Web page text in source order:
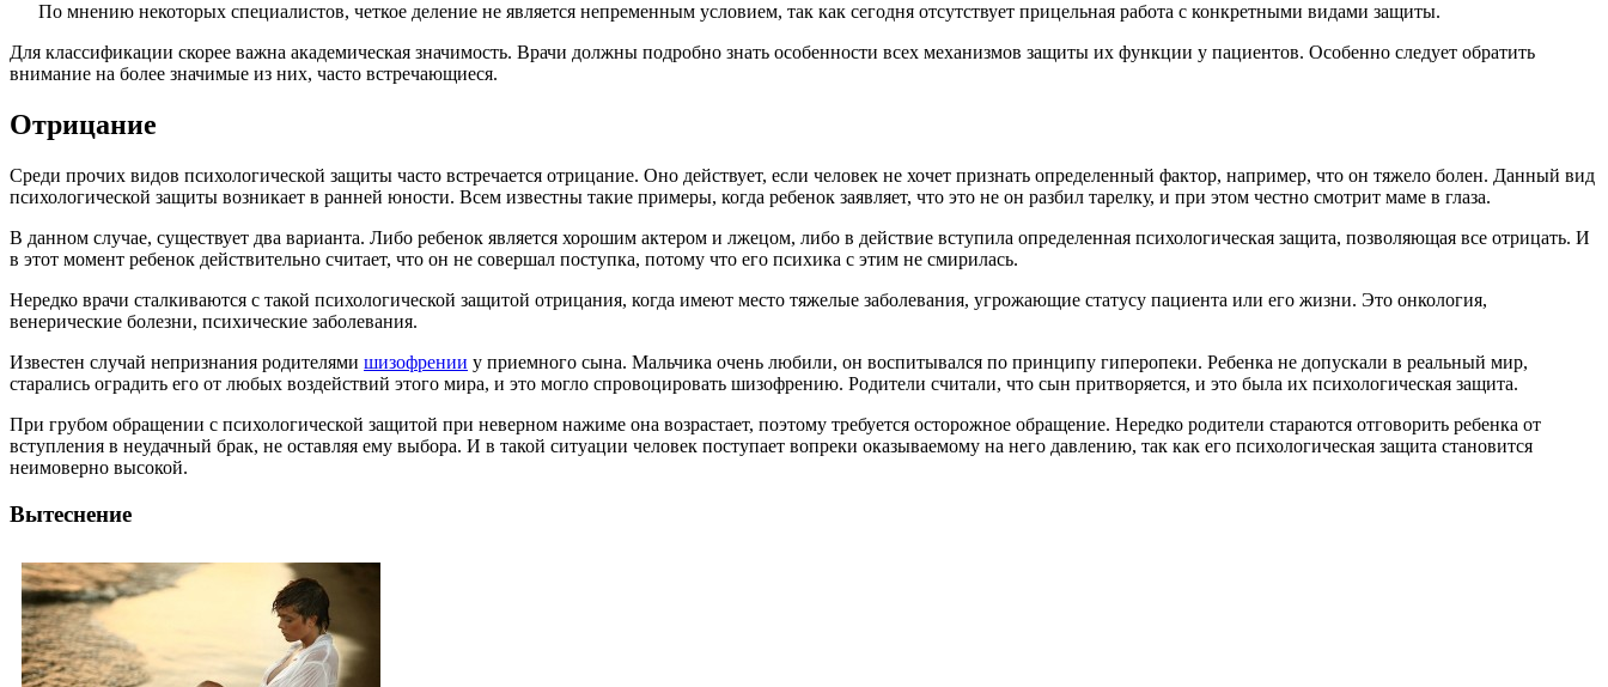
По мнению некоторых специалистов, четкое деление не является непременным условием, так как сегодня отсутствует прицельная работа с конкретными видами защиты.
Для классификации скорее важна академическая значимость. Врачи должны подробно знать особенности всех механизмов защиты их функции у пациентов. Особенно следует обратить
внимание на более значимые из них, часто встречающиеся.
Отрицание
Среди прочих видов психологической защиты часто встречается отрицание. Оно действует, если человек не хочет признать определенный фактор, например, что он тяжело болен. Данный вид
психологической защиты возникает в ранней юности. Всем известны такие примеры, когда ребенок заявляет, что это не он разбил тарелку, и при этом честно смотрит маме в глаза.
В данном случае, существует два варианта. Либо ребенок является хорошим актером и лжецом, либо в действие вступила определенная психологическая защита, позволяющая все отрицать. И
в этот момент ребенок действительно считает, что он не совершал поступка, потому что его психика с этим не смирилась.
Нередко врачи сталкиваются с такой психологической защитой отрицания, когда имеют место тяжелые заболевания, угрожающие статусу пациента или его жизни. Это онкология,
венерические болезни, психические заболевания.
Известен случай непризнания родителями шизофрении у приемного сына. Мальчика очень любили, он воспитывался по принципу гиперопеки. Ребенка не допускали в реальный мир,
старались оградить его от любых воздействий этого мира, и это могло спровоцировать шизофрению. Родители считали, что сын притворяется, и это была их психологическая защита.
При грубом обращении с психологической защитой при неверном нажиме она возрастает, поэтому требуется осторожное обращение. Нередко родители стараются отговорить ребенка от
вступления в неудачный брак, не оставляя ему выбора. И в такой ситуации человек поступает вопреки оказываемому на него давлению, так как его психологическая защита становится
неимоверно высокой.
Вытеснение